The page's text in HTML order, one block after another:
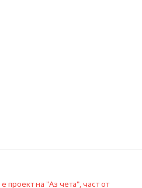
проект на "Аз чета", част от